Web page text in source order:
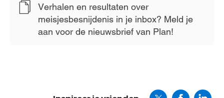
Verhalen en resultaten over
meisjesbesnijdenis in je inbox? Meld je
aan voor de nieuwsbrief van Plan!